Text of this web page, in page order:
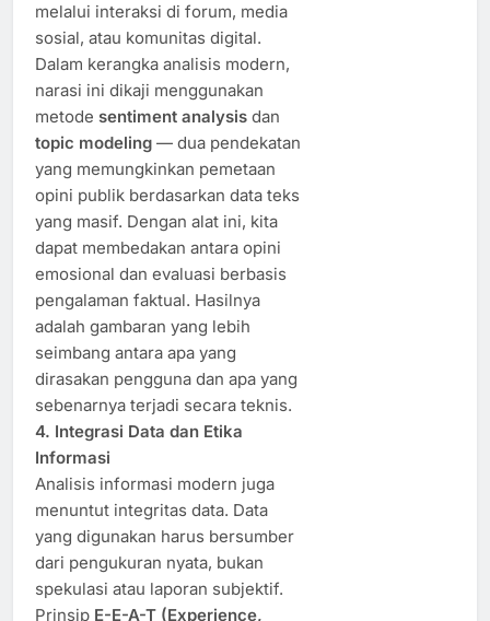
melalui interaksi di forum, media
sosial, atau komunitas digital.
Dalam kerangka analisis modern,
narasi ini dikaji menggunakan
metode sentiment analysis dan
topic modeling — dua pendekatan
yang memungkinkan pemetaan
opini publik berdasarkan data teks
yang masif. Dengan alat ini, kita
dapat membedakan antara opini
emosional dan evaluasi berbasis
pengalaman faktual. Hasilnya
adalah gambaran yang lebih
seimbang antara apa yang
dirasakan pengguna dan apa yang
sebenarnya terjadi secara teknis.
4. Integrasi Data dan Etika
Informasi
Analisis informasi modern juga
menuntut integritas data. Data
yang digunakan harus bersumber
dari pengukuran nyata, bukan
spekulasi atau laporan subjektif.
Prinsip E-E-A-T (Experience,